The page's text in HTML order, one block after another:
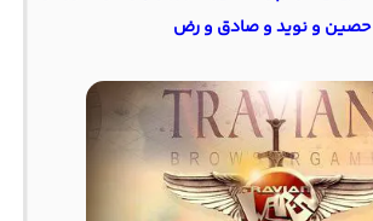
حصین و نوید و صادق و رض